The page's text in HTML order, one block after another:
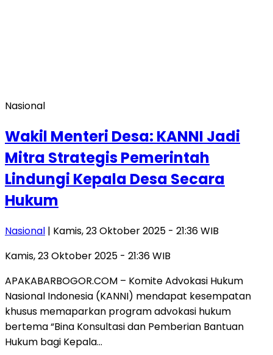
Nasional
Wakil Menteri Desa: KANNI Jadi
Mitra Strategis Pemerintah
Lindungi Kepala Desa Secara
Hukum
Nasional | Kamis, 23 Oktober 2025 - 21:36 WIB
Kamis, 23 Oktober 2025 - 21:36 WIB
APAKABARBOGOR.COM – Komite Advokasi Hukum
Nasional Indonesia (KANNI) mendapat kesempatan
khusus memaparkan program advokasi hukum
bertema “Bina Konsultasi dan Pemberian Bantuan
Hukum bagi Kepala…